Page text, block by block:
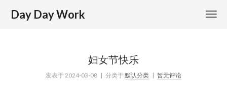
Day Day Work
妇女节快乐
发表于2024-03-08 | 分类于默认分类 | 暂无评论